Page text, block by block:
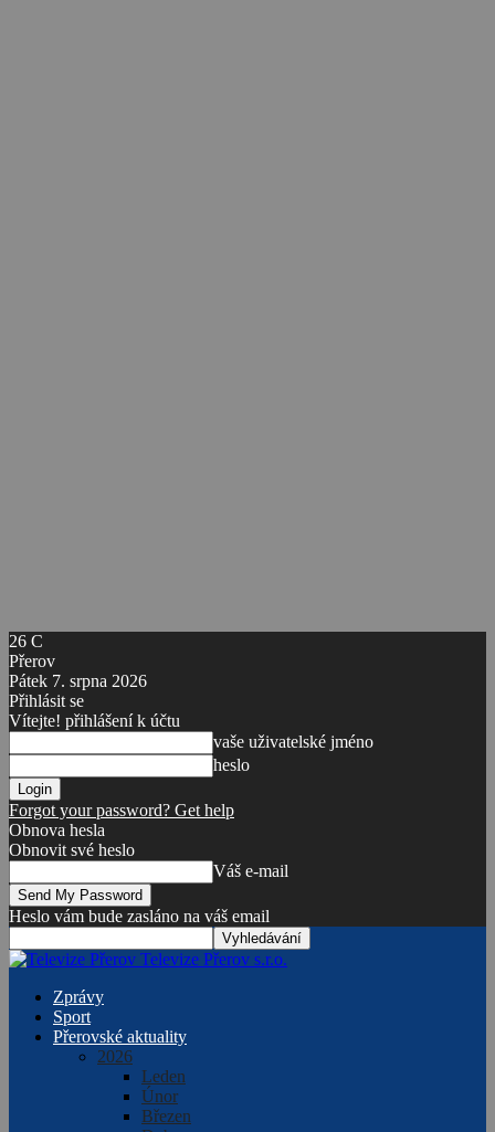
26 C
Přerov
Pátek 7. srpna 2026
Přihlásit se
Vítejte! přihlášení k účtu
vaše uživatelské jméno
heslo
Forgot your password? Get help
Obnova hesla
Obnovit své heslo
Váš e-mail
Heslo vám bude zasláno na váš email
Televize Přerov s.r.o.
Zprávy
Sport
Přerovské aktuality
2026
Leden
Únor
Březen